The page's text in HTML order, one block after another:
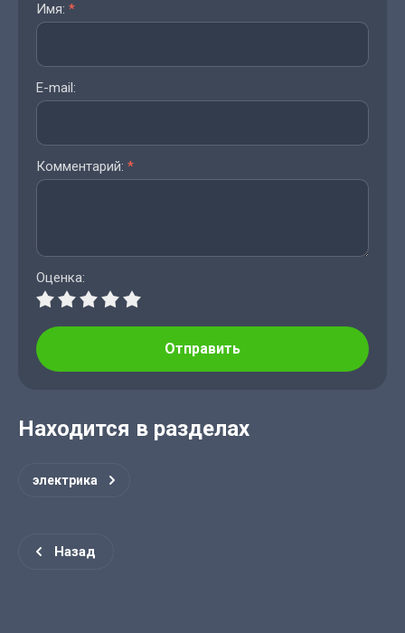
Имя: *
E-mail:
Комментарий: *
Оценка:
Отправить
Находится в разделах
электрика
Назад